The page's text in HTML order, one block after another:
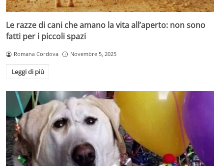
Le razze di cani che amano la vita all’aperto: non sono
fatti per i piccoli spazi
Romana Cordova Novembre 5, 2025
Leggi di più